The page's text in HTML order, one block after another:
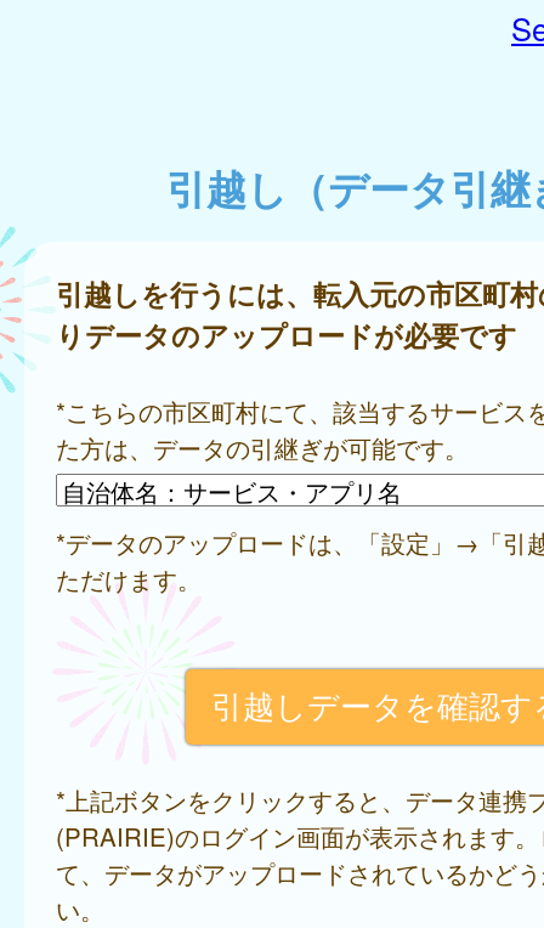
引越し（データ引継
引越しを行うには、転入元の市区町
りデータのアップロードが必要です
*こちらの市区町村にて、該当するサービス
た方は、データの引継ぎが可能です。
*データのアップロードは、「設定」→「引
ただけます。
*上記ボタンをクリックすると、データ連携
(PRAIRIE)のログイン画面が表示されます
て、データがアップロードされているかど
い。